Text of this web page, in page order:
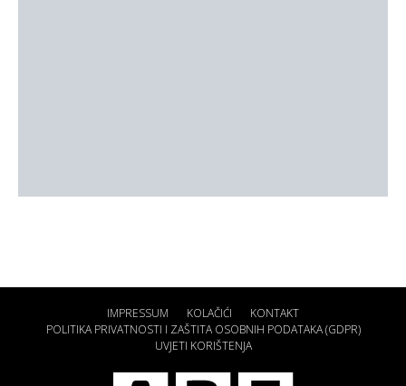
IMPRESSUM KOLAČIĆI
KONTAKT
POLITIKA PRIVATNOSTI I ZAŠTITA OSOBNIH PODATAKA (GDPR)
UVJETI KORIŠTENJA